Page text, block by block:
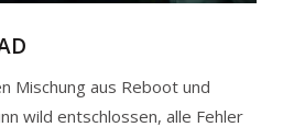
Mischung aus Reboot und
wild entschlossen, alle Fehler